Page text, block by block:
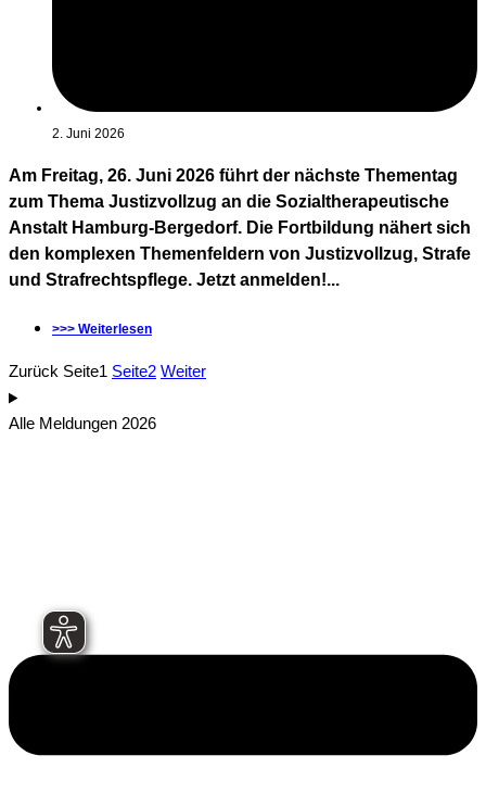
2. Juni 2026
Am Freitag, 26. Juni 2026 führt der nächste Thementag
zum Thema Justizvollzug an die Sozialtherapeutische
Anstalt Hamburg-Bergedorf. Die Fortbildung nähert sich
den komplexen Themenfeldern von Justizvollzug, Strafe
und Strafrechtspflege. Jetzt anmelden!...
>>> Weiterlesen
Zurück Seite1 Seite2 Weiter
Alle Meldungen 2026